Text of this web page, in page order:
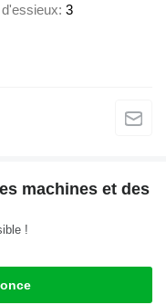
3
machines et des
!